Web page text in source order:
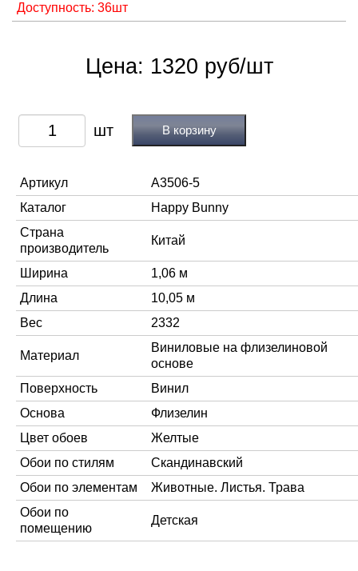
Доступность: 36шт
Цена: 1320 руб/шт
В корзину
Артикул
A3506-5
Каталог
Happy Bunny
Страна
производитель
Китай
Ширина
1,06 м
Длина
10,05 м
Вес
2332
Материал
Виниловые на флизелиновой
основе
Поверхность
Винил
Основа
Флизелин
Цвет обоев
Желтые
Обои по стилям
Скандинавский
Обои по элементам
Животные. Листья. Трава
Обои по
помещению
Детская